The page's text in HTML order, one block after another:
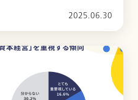
2025.06.30